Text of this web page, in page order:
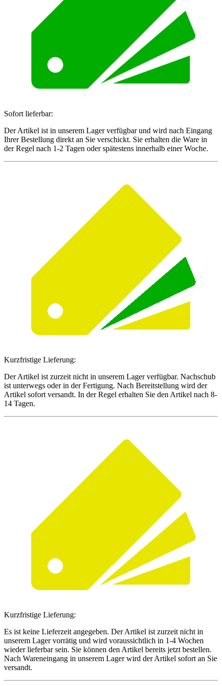
Sofort lieferbar:
Der Artikel ist in unserem Lager verfügbar und wird nach Eingang
Ihrer Bestellung direkt an Sie verschickt. Sie erhalten die Ware in
der Regel nach 1-2 Tagen oder spätestens innerhalb einer Woche.
Kurzfristige Lieferung:
Der Artikel ist zurzeit nicht in unserem Lager verfügbar. Nachschub
ist unterwegs oder in der Fertigung. Nach Bereitstellung wird der
Artikel sofort versandt. In der Regel erhalten Sie den Artikel nach 8-
14 Tagen.
Kurzfristige Lieferung:
Es ist keine Lieferzeit angegeben. Der Artikel ist zurzeit nicht in
unserem Lager vorrätig und wird voraussichtlich in 1-4 Wochen
wieder lieferbar sein. Sie können den Artikel bereits jetzt bestellen.
Nach Wareneingang in unserem Lager wird der Artikel sofort an Sie
versandt.